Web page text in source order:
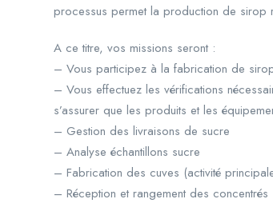
processus permet la production de sirop
A ce titre, vos missions seront :
– Vous participez à la fabrication de
– Vous effectuez les vérifications
s’assurer que les produits et les
– Gestion des livraisons de sucre
– Analyse échantillons sucre
– Fabrication des cuves (activité
– Réception et rangement des